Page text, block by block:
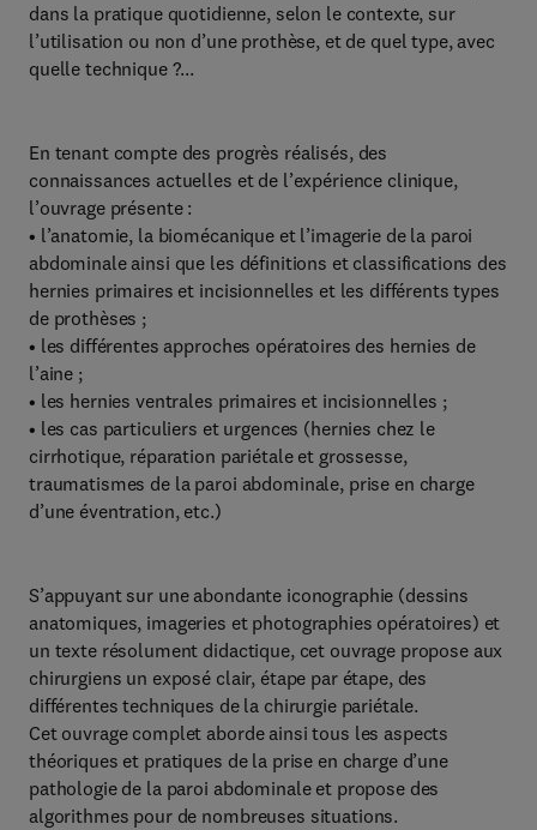
dans la pratique quotidienne, selon le contexte, sur
l’utilisation ou non d’une prothèse, et de quel type, avec
quelle technique ?...
En tenant compte des progrès réalisés, des
connaissances actuelles et de l’expérience clinique,
l’ouvrage présente :
• l’anatomie, la biomécanique et l’imagerie de la paroi
abdominale ainsi que les définitions et classifications des
hernies primaires et incisionnelles et les différents types
de prothèses ;
• les différentes approches opératoires des hernies de
l’aine ;
• les hernies ventrales primaires et incisionnelles ;
• les cas particuliers et urgences (hernies chez le
cirrhotique, réparation pariétale et grossesse,
traumatismes de la paroi abdominale, prise en charge
d’une éventration, etc.)
S’appuyant sur une abondante iconographie (dessins
anatomiques, imageries et photographies opératoires) et
un texte résolument didactique, cet ouvrage propose aux
chirurgiens un exposé clair, étape par étape, des
différentes techniques de la chirurgie pariétale.
Cet ouvrage complet aborde ainsi tous les aspects
théoriques et pratiques de la prise en charge d’une
pathologie de la paroi abdominale et propose des
algorithmes pour de nombreuses situations.